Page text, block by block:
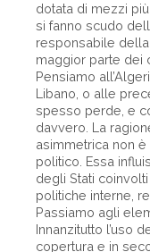
dotata di mezzi
si fanno scudo
responsabile
maggior parte dei
Pensiamo
Libano, o alle
spesso perde, e
davvero. La
asimmetrica non
politico. Essa
degli Stati
politiche interne,
Passiamo agli
Innanzitutto l’uso
copertura e in